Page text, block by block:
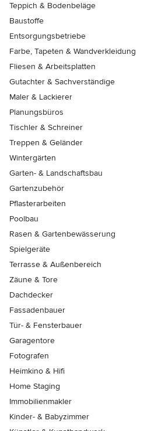
Teppich & Bodenbeläge
Baustoffe
Entsorgungsbetriebe
Farbe, Tapeten & Wandverkleidung
Fliesen & Arbeitsplatten
Gutachter & Sachverständige
Maler & Lackierer
Planungsbüros
Tischler & Schreiner
Treppen & Geländer
Wintergärten
Garten- & Landschaftsbau
Gartenzubehör
Pflasterarbeiten
Poolbau
Rasen & Gartenbewässerung
Spielgeräte
Terrasse & Außenbereich
Zäune & Tore
Dachdecker
Fassadenbauer
Tür- & Fensterbauer
Garagentore
Fotografen
Heimkino & Hifi
Home Staging
Immobilienmakler
Kinder- & Babyzimmer